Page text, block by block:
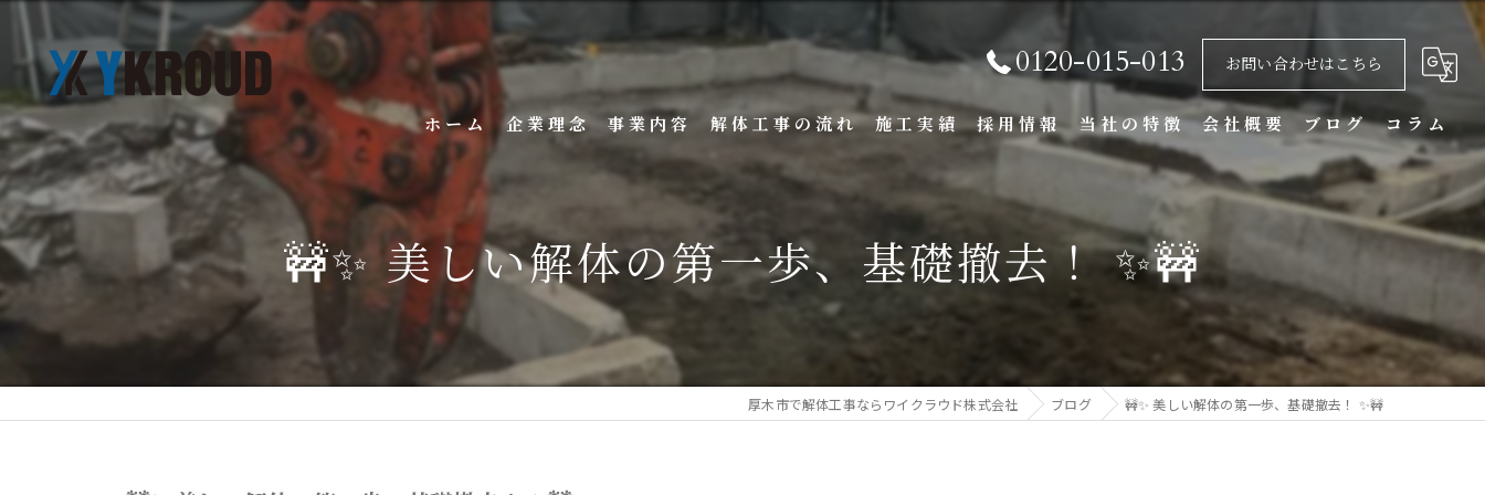
0120-015-013 お問い合わせはこちら
ホーム 企業理念 事業内容 解体工事の流れ 施工実績 採用情報 当社の特徴
重機
不用品回収
内装
会社概要 ブログ コラム
🚧✨ 美しい解体の第一歩、基礎撤去！ ✨🚧
厚木市で解体工事ならワイクラウド株式会社 ブログ 🚧✨ 美しい解体の第一歩、基礎撤去！ ✨🚧